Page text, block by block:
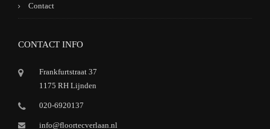
Contact
CONTACT INFO
Frankfurtstraat 37
1175 RH Lijnden
020-6920137
info@floortecverlaan.nl